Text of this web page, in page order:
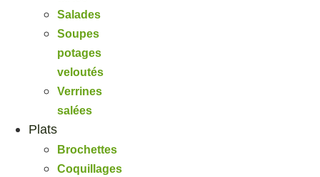
Salades
Soupes
potages
veloutés
Verrines
salées
Plats
Brochettes
Coquillages